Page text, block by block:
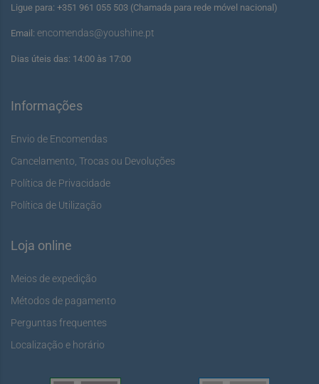
Ligue para: +351 961 055 503 (Chamada para rede móvel nacional)
Email: encomendas@youshine.pt
Dias úteis das: 14:00 às 17:00
Informações
Envio de Encomendas
Cancelamento, Trocas ou Devoluções
Política de Privacidade
Política de Utilização
Loja online
Meios de expedição
Métodos de pagamento
Perguntas frequentes
Localização e horário